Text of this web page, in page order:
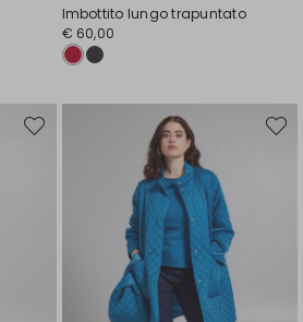
Imbottito lungo trapuntato
€ 60,00
Sposta